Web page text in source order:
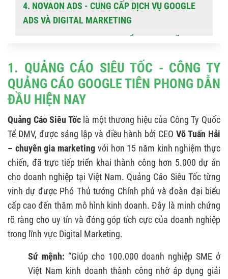
4. NOVAON ADS - CUNG CẤP DỊCH VỤ GOOGLE
ADS VÀ DIGITAL MARKETING
6. ORI AGENCY - TẬP TRUNG VÀO GIẢI PHÁP
MARKETING VÀ GOOGLE ADS
7. SENTO ADS - AGENCY UY TÍN HOẠT ĐỘNG TẠI
TP.HCM
8. VIETADS - PHỤC VỤ QUẢNG CÁO TRONG
NHIỀU NGÀNH NGHỀ
9. SKY VIỆT NAM - BAO GỒM DỊCH VỤ THIẾT KẾ
WEB VÀ QUẢNG CÁO GOOGLE ADS
10. IAC SEO - AGENCY SEO KẾT HỢP DỊCH VỤ
QUẢNG CÁO GOOGLE ADS
1. QUẢNG CÁO SIÊU TỐC - CÔNG TY
QUẢNG CÁO GOOGLE TIÊN PHONG DẪN
ĐẦU HIỆN NAY
Quảng Cáo Siêu Tốclà một thương hiệu của Công Ty Quốc
Tế DMV, được sáng lập và điều hành bởi CEOVõ Tuấn Hải
– chuyên gia marketing với hơn 15 năm kinh nghiệm thực
chiến, đã trực tiếp triển khai thành công hơn 5.000 dự án
cho doanh nghiệp tại Việt Nam. Quảng Cáo Siêu Tốc từng
vinh dự được Phó Thủ tướng Chính phủ và đoàn đại biểu
cấp cao đến thăm mô hình kinh doanh. Đây là minh chứng
rõ ràng cho uy tín và đóng góp tích cực của doanh nghiệp
trong lĩnh vực Digital Marketing.
Sứ mệnh: “Giúp cho 100.000 doanh nghiệp SME ở
Việt Nam kinh doanh thành công nhờ áp dụng giải